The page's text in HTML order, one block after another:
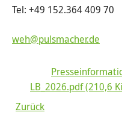
Tel: +49 152.364 409 70
weh@pulsmacher.de
LB_2026.pdf(210,6
Zurück